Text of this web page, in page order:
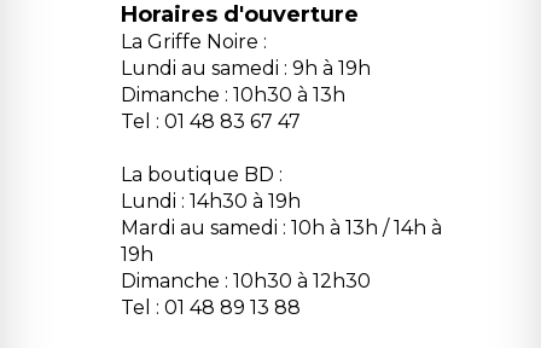
Horaires d'ouverture
La Griffe Noire :
Lundi au samedi : 9h à 19h
Dimanche : 10h30 à 13h
Tel : 01 48 83 67 47
La boutique BD :
Lundi : 14h30 à 19h
Mardi au samedi : 10h à 13h / 14h à
19h
Dimanche : 10h30 à 12h30
Tel : 01 48 89 13 88